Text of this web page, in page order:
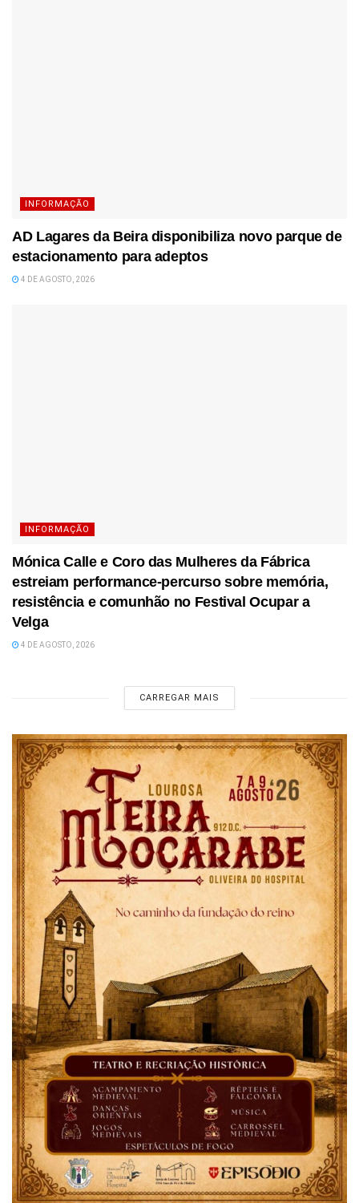
INFORMAÇÃO
AD Lagares da Beira disponibiliza novo parque de
estacionamento para adeptos
4 DE AGOSTO, 2026
INFORMAÇÃO
Mónica Calle e Coro das Mulheres da Fábrica
estreiam performance-percurso sobre memória,
resistência e comunhão no Festival Ocupar a
Velga
4 DE AGOSTO, 2026
CARREGAR MAIS